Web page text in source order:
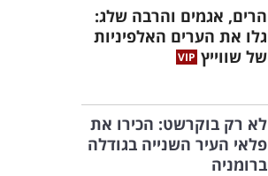
הרים, אגמים והרבה שלג:
גלו את הערים האלפיניות
של שווייץ
לא רק בוקרשט: הכירו את
פלאי העיר השנייה בגודלה
ברומניה